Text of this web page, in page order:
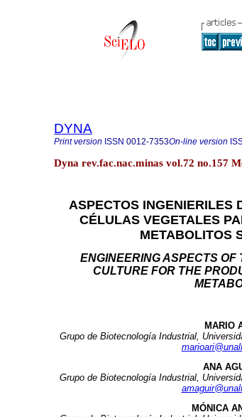
DYNA
Print version ISSN 0012-7353On-line version
Dyna rev.fac.nac.minas vol.72 no.157
ASPECTOS INGENIERILES
CÉLULAS VEGETALES
METABOLITOS
ENGINEERING ASPECTS
CULTURE FOR THE
MARIO
Grupo de Biotecnología Industrial,
ANA
Grupo de Biotecnología Industrial,
MÓNICA